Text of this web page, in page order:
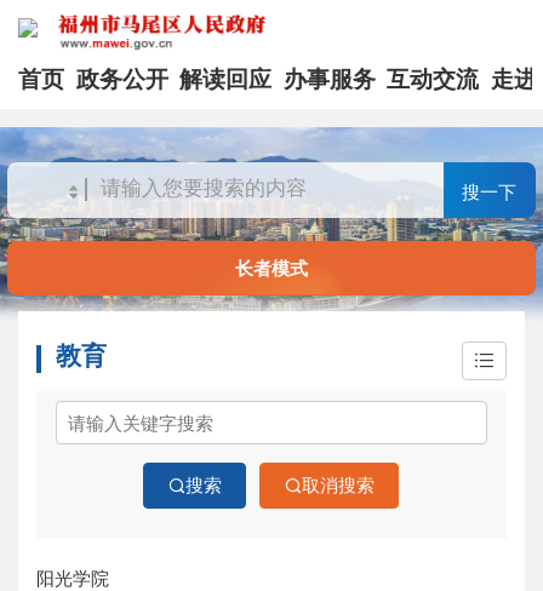
首页 政务公开 解读回应 办事服务 互动交流 走进
搜一下
长者模式
教育
搜索 取消搜索
阳光学院